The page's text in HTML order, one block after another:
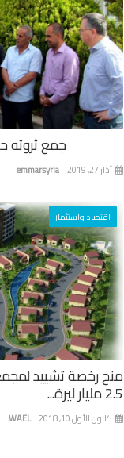
جمع ثروته
emmarsyria آذار 27, 2019
اقتصاد واستثمار
منح رخصة تشييد
2.5 مليار ليرة...
WAEL كانون الأول 10, 2018